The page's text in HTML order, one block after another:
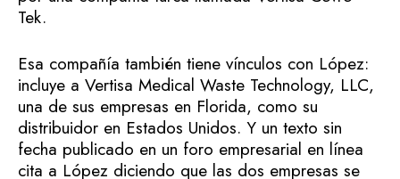
Tek.
Esa compañía también tiene vínculos con López:
incluye a Vertisa Medical Waste Technology, LLC,
una de sus empresas en Florida, como su
distribuidor en Estados Unidos. Y un texto sin
fecha publicado en un foro empresarial en línea
cita a López diciendo que las dos empresas se